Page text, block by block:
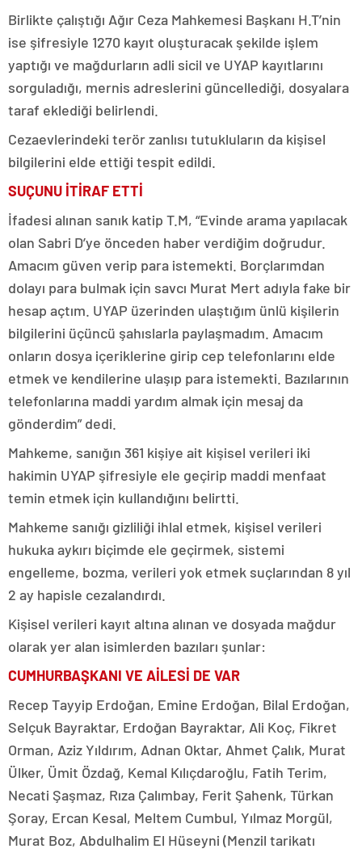
Birlikte çalıştığı Ağır Ceza Mahkemesi Başkanı H.T’nin
ise şifresiyle 1270 kayıt oluşturacak şekilde işlem
yaptığı ve mağdurların adli sicil ve UYAP kayıtlarını
sorguladığı, mernis adreslerini güncellediği, dosyalara
taraf eklediği belirlendi.
Cezaevlerindeki terör zanlısı tutukluların da kişisel
bilgilerini elde ettiği tespit edildi.
SUÇUNU İTİRAF ETTİ
İfadesi alınan sanık katip T.M, “Evinde arama yapılacak
olan Sabri D’ye önceden haber verdiğim doğrudur.
Amacım güven verip para istemekti. Borçlarımdan
dolayı para bulmak için savcı Murat Mert adıyla fake bir
hesap açtım. UYAP üzerinden ulaştığım ünlü kişilerin
bilgilerini üçüncü şahıslarla paylaşmadım. Amacım
onların dosya içeriklerine girip cep telefonlarını elde
etmek ve kendilerine ulaşıp para istemekti. Bazılarının
telefonlarına maddi yardım almak için mesaj da
gönderdim” dedi.
Mahkeme, sanığın 361 kişiye ait kişisel verileri iki
hakimin UYAP şifresiyle ele geçirip maddi menfaat
temin etmek için kullandığını belirtti.
Mahkeme sanığı gizliliği ihlal etmek, kişisel verileri
hukuka aykırı biçimde ele geçirmek, sistemi
engelleme, bozma, verileri yok etmek suçlarından 8 yıl
2 ay hapisle cezalandırdı.
Kişisel verileri kayıt altına alınan ve dosyada mağdur
olarak yer alan isimlerden bazıları şunlar:
CUMHURBAŞKANI VE AİLESİ DE VAR
Recep Tayyip Erdoğan, Emine Erdoğan, Bilal Erdoğan,
Selçuk Bayraktar, Erdoğan Bayraktar, Ali Koç, Fikret
Orman, Aziz Yıldırım, Adnan Oktar, Ahmet Çalık, Murat
Ülker, Ümit Özdağ, Kemal Kılıçdaroğlu, Fatih Terim,
Necati Şaşmaz, Rıza Çalımbay, Ferit Şahenk, Türkan
Şoray, Ercan Kesal, Meltem Cumbul, Yılmaz Morgül,
Murat Boz, Abdulhalim El Hüseyni (Menzil tarikatı